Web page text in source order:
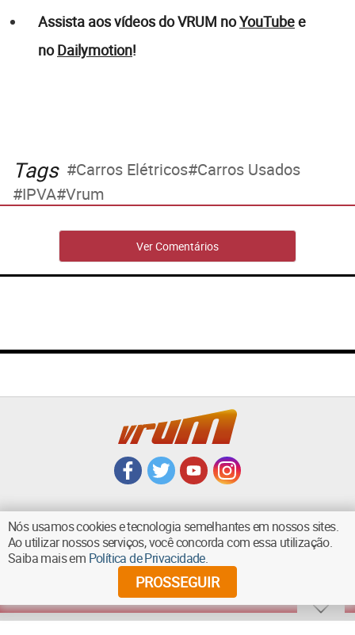
Assista aos vídeos do VRUM noYouTubee
noDailymotion!
Tags Carros Elétricos Carros Usados
IPVA Vrum
Ver Comentários
VOLTAR AO TOPO
Diários Associados - Todos os direitos reservados
Nós usamos cookies e tecnologia semelhantes em nossos sites.
Ao utilizar nossos serviços, você concorda com essa utilização.
Saiba mais em Política de Privacidade.
PROSSEGUIR